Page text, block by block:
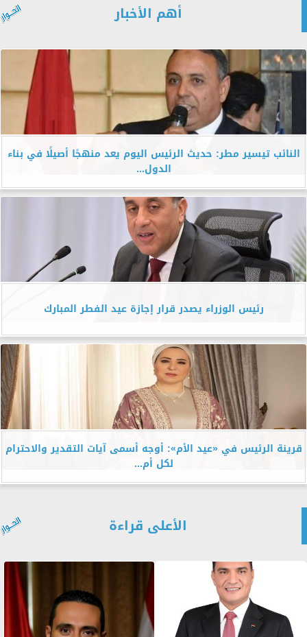
أهم الأخبار
النائب تيسير مطر: حديث الرئيس اليوم يعد منهجًا أصيلًا في بناء
الدول...
رئيس الوزراء يصدر قرار إجازة عيد الفطر المبارك
قرينة الرئيس في «عيد الأم»: أوجه أسمى آيات التقدير والاحترام
لكل أم...
الأعلى قراءة